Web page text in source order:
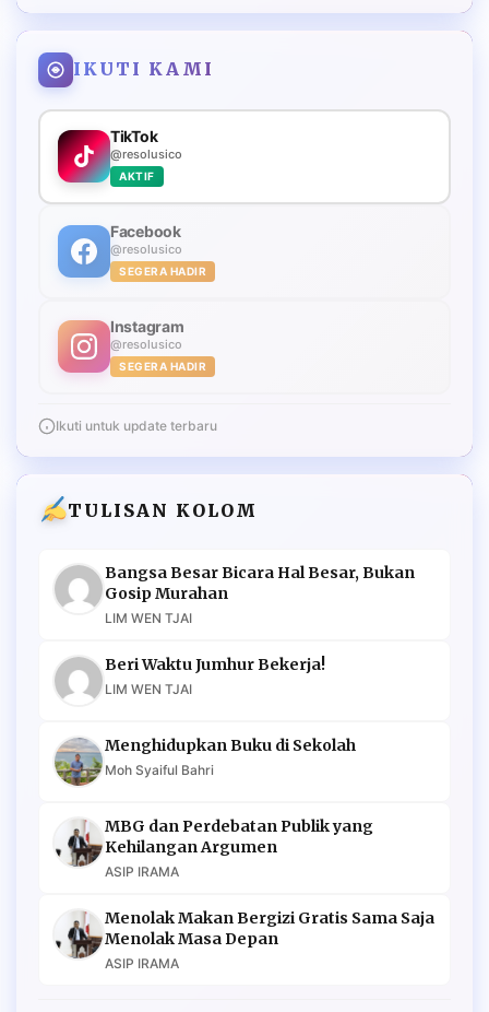
IKUTI KAMI
TikTok
@resolusico
AKTIF
Facebook
@resolusico
SEGERA HADIR
Instagram
@resolusico
SEGERA HADIR
Ikuti untuk update terbaru
TULISAN KOLOM
Bangsa Besar Bicara Hal Besar, Bukan
Gosip Murahan
LIM WEN TJAI
Beri Waktu Jumhur Bekerja!
LIM WEN TJAI
Menghidupkan Buku di Sekolah
Moh Syaiful Bahri
MBG dan Perdebatan Publik yang
Kehilangan Argumen
ASIP IRAMA
Menolak Makan Bergizi Gratis Sama Saja
Menolak Masa Depan
ASIP IRAMA